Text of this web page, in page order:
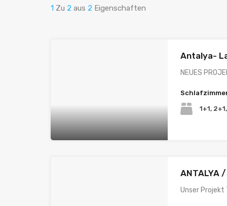
1 Zu 2 aus 2 Eigenschaften
Antalya-
NEUES
1+1,
ANTALYA
Unser Projekt